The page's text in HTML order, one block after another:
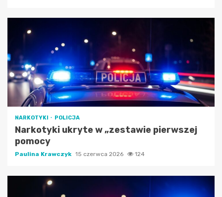
NARKOTYKI POLICJA
Narkotyki ukryte w „zestawie pierwszej
pomocy
Paulina Krawczyk 15 czerwca 2026 124